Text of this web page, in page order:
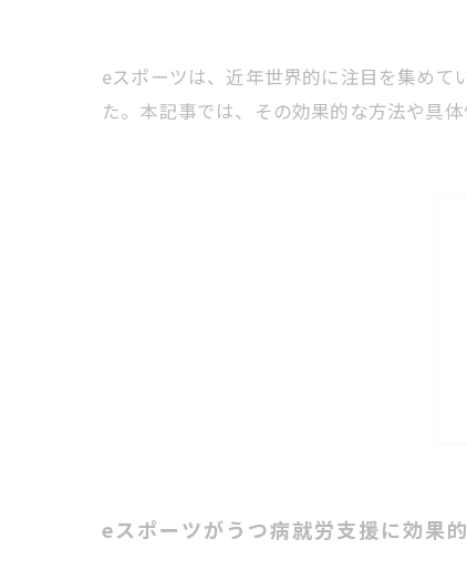
eスポーツは、近年世界的に注目を集めて
た。本記事では、その効果的な方法や具体
eスポーツがうつ病就労支援に効果